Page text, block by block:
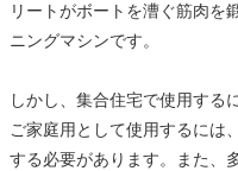
リートがボートを漕ぐ筋肉を
ニングマシンです。
しかし、集合住宅で使用する
ご家庭用として使用するには
する必要があります。また、